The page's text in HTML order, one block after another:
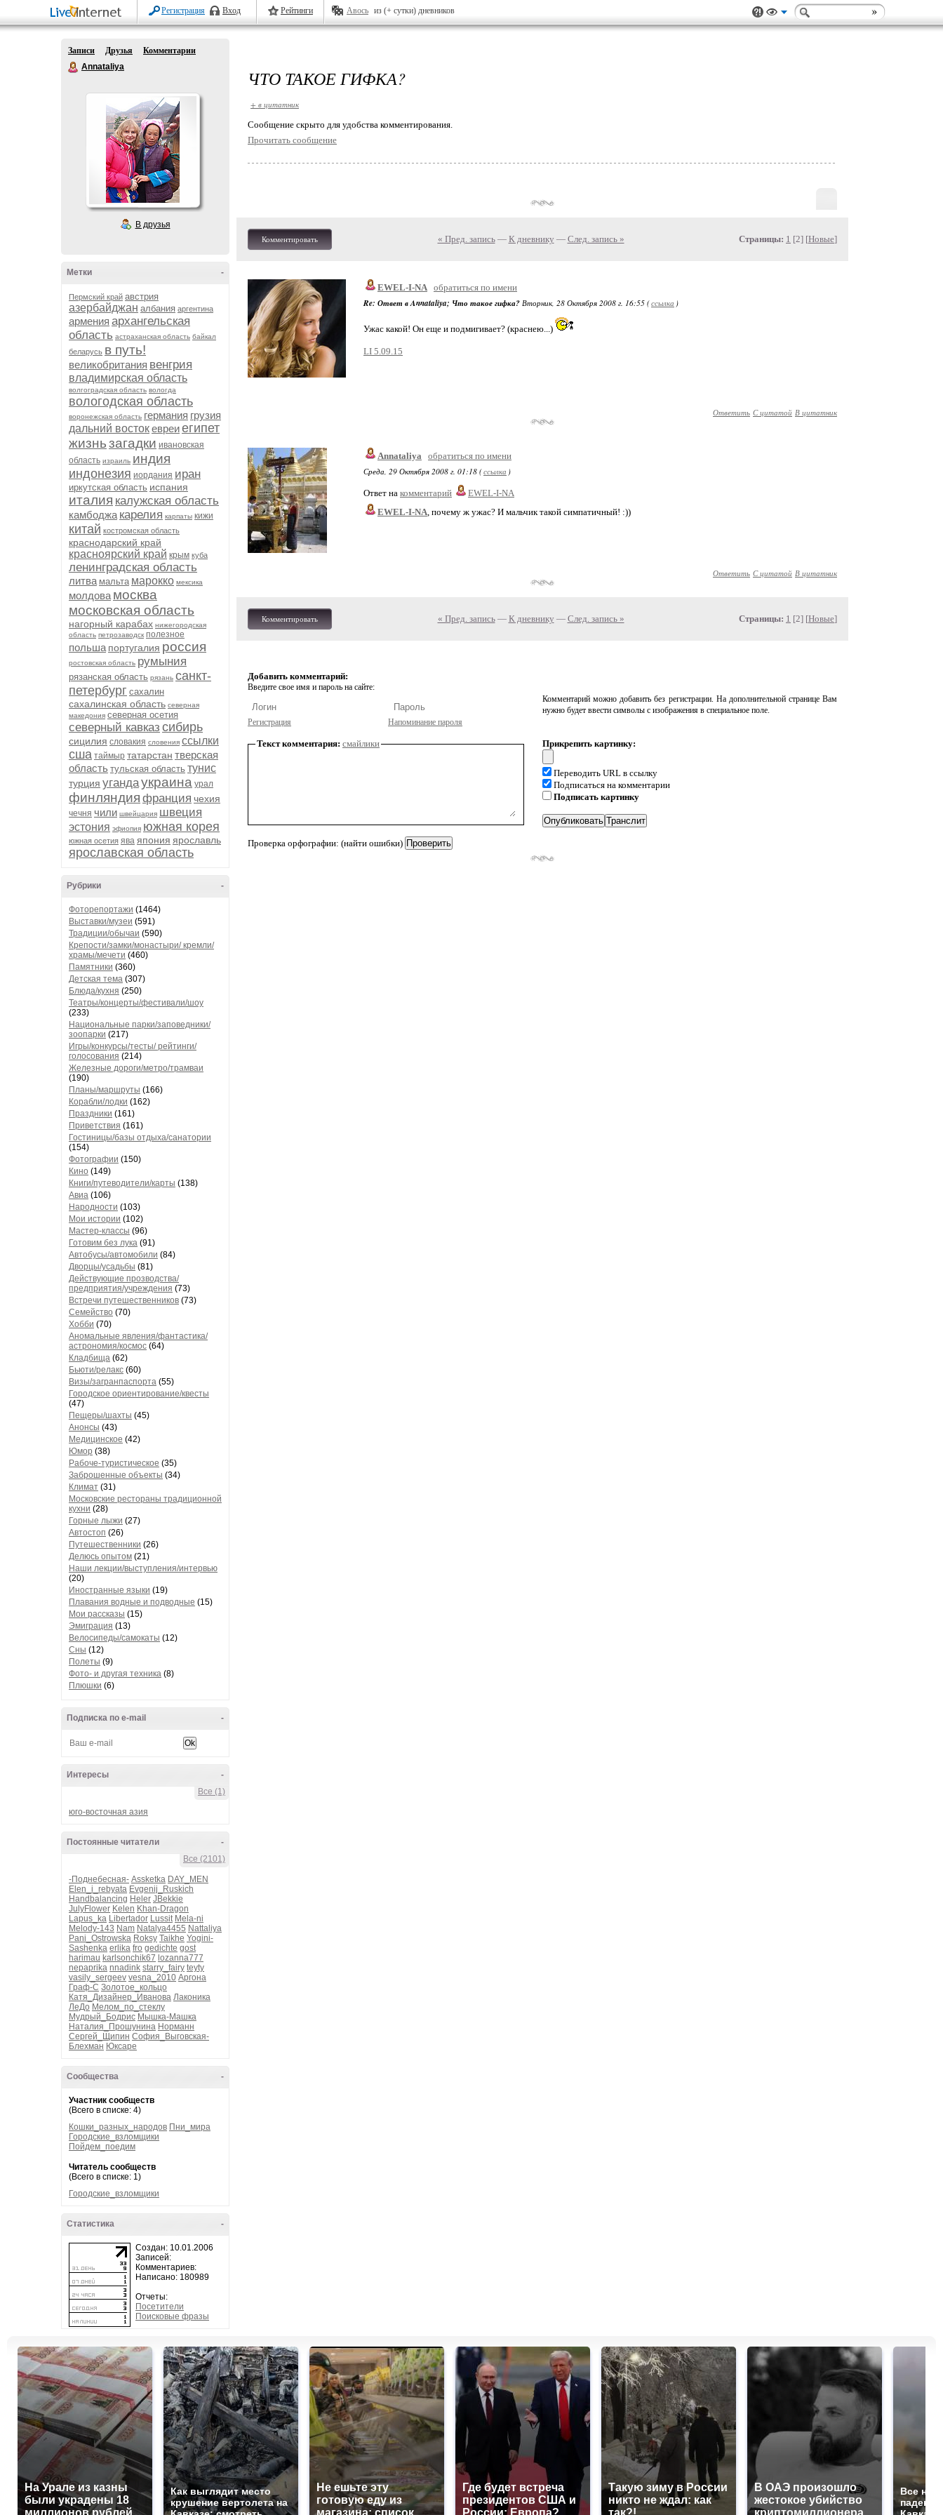
Регистрация Вход Рейтинги Авось из (+ сутки) дневников
Записи Друзья
Комментарии
Annataliya
В друзья
-
Метки
Пермский край австрия
азербайджан албания аргентина
армения архангельская
область астраханская область байкал
беларусь в путь!
великобритания венгрия
владимирская область
волгоградская область вологда
вологодская область
воронежская область германия грузия
дальний востокевреиегипет
жизньзагадки ивановская
область израиль индия
индонезия иордания иран
иркутская область испания
италия калужская область
камбоджа карелия карпаты кижи
китай костромская область
краснодарский край
красноярский край крым куба
ленинградская область
литва мальта марокко мексика
молдова москва
московская область
нагорный карабах нижегородская
область петрозаводск полезное
польша португалия россия
ростовская область румыния
рязанская область рязань санкт-
петербург сахалин
сахалинская область северная
македония северная осетия
северный кавказ сибирь
сицилия словакия словения ссылки
сша таймыр татарстан тверская
область тульская область тунис
турция угандаукраина урал
финляндия франция чехия
чечня чили швейцария швеция
эстония эфиопия южная корея
южная осетия ява япония ярославль
ярославская область
-
Рубрики
Фоторепортажи (1464)
Выставки/музеи (591)
Традиции/обычаи (590)
Крепости/замки/монастыри/ кремли/
храмы/мечети (460)
Памятники (360)
Детская тема (307)
Блюда/кухня (250)
Театры/концерты/фестивали/шоу
(233)
Национальные парки/заповедники/
зоопарки (217)
Игры/конкурсы/тесты/ рейтинги/
голосования (214)
Железные дороги/метро/трамваи
(190)
Планы/маршруты (166)
Корабли/лодки (162)
Праздники (161)
Приветствия (161)
Гостиницы/базы отдыха/санатории
(154)
Фотографии (150)
Кино (149)
Книги/путеводители/карты (138)
Авиа (106)
Народности (103)
Мои истории (102)
Мастер-классы (96)
Готовим без лука (91)
Автобусы/автомобили (84)
Дворцы/усадьбы (81)
Действующие прозводства/
предприятия/учреждения (73)
Встречи путешественников (73)
Семейство (70)
Хобби (70)
Аномальные явления/фантастика/
астрономия/космос (64)
Кладбища (62)
Бьюти/релакс (60)
Визы/загранпаспорта (55)
Городское ориентирование/квесты
(47)
Пещеры/шахты (45)
Анонсы (43)
Медицинское (42)
Юмор (38)
Рабоче-туристическое (35)
Заброшенные объекты (34)
Климат (31)
Московские рестораны традиционной
кухни (28)
Горные лыжи (27)
Автостоп (26)
Путешественники (26)
Делюсь опытом (21)
Наши лекции/выступления/интервью
(20)
Иностранные языки (19)
Плавания водные и подводные (15)
Мои рассказы (15)
Эмиграция (13)
Велосипеды/самокаты (12)
Сны (12)
Полеты (9)
Фото- и другая техника (8)
Плюшки (6)
-
Подписка по e-mail
-
Интересы
Все (1)
юго-восточная азия
-
Постоянные читатели
Все (2101)
-Поднебесная- Assketka DAY_MEN
Elen_i_rebyata Evgenij_Ruskich
Handbalancing Heler JBekkie
JulyFlower Kelen Khan-Dragon
Lapus_ka Libertador Lussit Mela-ni
Melody-143 Nam Natalya4455 Nattaliya
Pani_Ostrowska Roksy Taikhe Yogini-
Sashenka erlika fro gedichte gost
harimau karlsonchik67 lozanna777
nepaprika nnadink starry_fairy teyty
vasily_sergeev vesna_2010 Аргона
Граф-С Золотое_кольцо
Катя_Дизайнер_Иванова Лаконика
ЛеДо Мелом_по_стеклу
Мудрый_Бодрис Мышка-Машка
Наталия_Прошунина Норманн
Сергей_Щипин София_Выговская-
Блехман Юксаре
-
Сообщества
Участник сообществ
(Всего в списке: 4)
Кошки_разных_народов Пни_мира
Городские_взломщики
Пойдем_поедим
Читатель сообществ
(Всего в списке: 1)
Городские_взломщики
-
Статистика
Создан: 10.01.2006
Записей:
Комментариев:
Написано: 180989
Отчеты:
Посетители
Поисковые фразы
ЧТО ТАКОЕ ГИФКА?
+ в цитатник
Cообщение скрыто для удобства комментирования.
Прочитать сообщение
Комментировать « Пред. запись— К дневнику — След. запись » Страницы: 1 [2] [Новые]
EWEL-I-NA обратиться по имени
Re: Ответ в Annataliya; Что такое гифка? Вторник, 28 Октября 2008 г. 16:55 (ссылка )
Ужас какой! Он еще и подмигивает? (краснею...)
LI 5.09.15
Ответить С цитатой В цитатник
Annataliya
обратиться по имени
Среда, 29 Октября 2008 г. 01:18 (ссылка )
Ответ на комментарий
EWEL-I-NA
EWEL-I-NA, почему ж ужас? И мальчик такой симпатичный! :))
Ответить С цитатой В цитатник
Комментировать « Пред. запись— К дневнику — След. запись » Страницы: 1 [2] [Новые]
Добавить комментарий:
Введите свое имя и пароль на сайте:
Регистрация Напоминание пароля
Комментарий можно добавить без регистрации. На дополнительной странице Вам
нужно будет ввести символы с изображения в специальное поле.
Текст комментария: смайлики
Проверка орфографии: (найти ошибки)
Прикрепить картинку:
Переводить URL в ссылку
Подписаться на комментарии
Подписать картинку
На Урале из казны
были украдены 18
миллионов рублей
Как выглядит место
крушение вертолета на
Не ешьте эту
готовую еду из
магазина: список
Где будет встреча
президентов США и
России: Европа?
Такую зиму в России
никто не ждал: как
так?!
В ОАЭ произошло
жестокое убийство
криптомиллионера
Все